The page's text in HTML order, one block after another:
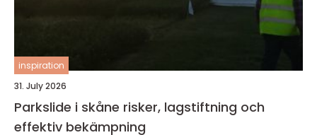
inspiration
31. July 2026
Parkslide i skåne risker, lagstiftning och
effektiv bekämpning